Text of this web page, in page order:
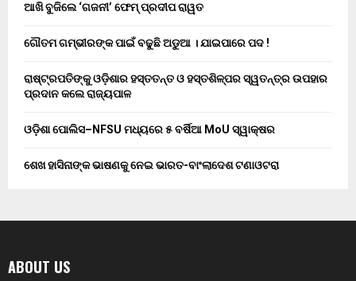
ଆଖି ବୁଜିଲେ ‘ଗଜନୀ’ ଫେମ୍ ପ୍ରଦୀପ ରାୱତ
ଗୌତମ ଗମ୍ଭୀରଙ୍କ ପାଇଁ ବଢୁଛି ଅଡୁଆ । ଯାଇପାରେ ପଦ !
ରାଷ୍ଟ୍ରପତିଙ୍କୁ ଓଡ଼ିଶାର ହସ୍ତତନ୍ତ ଓ ହସ୍ତଶିଳ୍ପର ସ୍ୱତନ୍ତ୍ର ଉପହାର
ପ୍ରଦାନ କଲେ ରାଜ୍ୟପାଳ
ଓଡ଼ିଶା ପୋଲିସ–NFSU ମଧ୍ୟରେ ୫ ବର୍ଷିଆ MoU ସ୍ୱାକ୍ଷର
ଶେଖ ହାସିନାଙ୍କ ଭାଷଣକୁ ନେଇ ଭାରତ-ବାଂଲାଦେଶ ଟଣାଓଟରା
ABOUT US